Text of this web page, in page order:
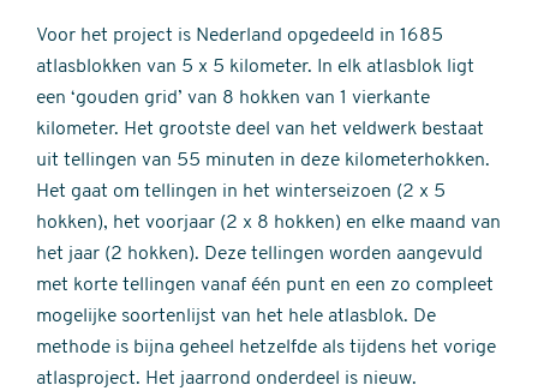
Voor het project is Nederland opgedeeld in 1685
atlasblokken van 5 x 5 kilometer. In elk atlasblok ligt
een ‘gouden grid’ van 8 hokken van 1 vierkante
kilometer. Het grootste deel van het veldwerk bestaat
uit tellingen van 55 minuten in deze kilometerhokken.
Het gaat om tellingen in het winterseizoen (2 x 5
hokken), het voorjaar (2 x 8 hokken) en elke maand van
het jaar (2 hokken). Deze tellingen worden aangevuld
met korte tellingen vanaf één punt en een zo compleet
mogelijke soortenlijst van het hele atlasblok. De
methode is bijna geheel hetzelfde als tijdens het vorige
atlasproject. Het jaarrond onderdeel is nieuw.